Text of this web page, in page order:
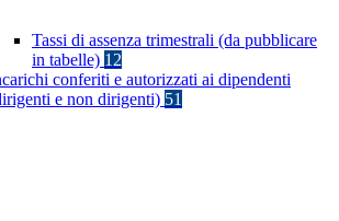
Tassi di assenza trimestrali (da pubblicare
in tabelle) 12
conferiti e autorizzati ai dipendenti
e non dirigenti) 51